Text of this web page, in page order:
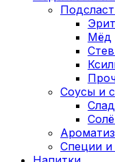
Мёд
Соусы и
Специи и